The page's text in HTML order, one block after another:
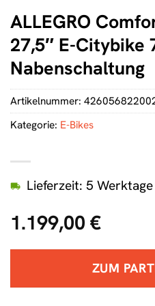
ALLEGRO
27,5″ E-Citybike
Nabenschaltung
1.199,00 €
Lieferzeit: 5 Werktage
ZUM
Artikelnummer:
Kategorie: E-Bikes